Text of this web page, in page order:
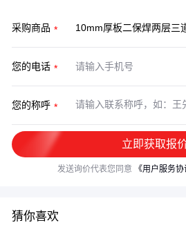
采购商品
您的电话
您的称呼
立即获取报
发送询价代表您同意 《用户服务协
猜你喜欢